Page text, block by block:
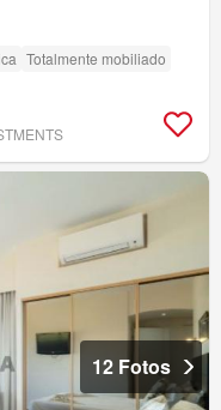
Totalmente mobiliado
12 Fotos